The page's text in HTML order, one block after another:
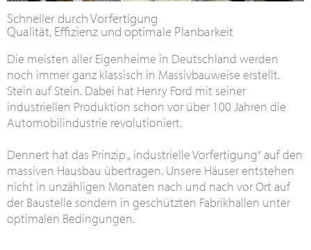
Schneller durch Vorfertigung
Qualität, Effizienz und optimale Planbarkeit
Die meisten aller Eigenheime in Deutschland werden
noch immer ganz klassisch in Massivbauweise erstellt.
Stein auf Stein. Dabei hat Henry Ford mit seiner
industriellen Produktion schon vor über 100 Jahren die
Automobilindustrie revolutioniert.
Dennert hat das Prinzip „ industrielle Vorfertigung“ auf den
massiven Hausbau übertragen. Unsere Häuser entstehen
nicht in unzähligen Monaten nach und nach vor Ort auf
der Baustelle sondern in geschützten Fabrikhallen unter
optimalen Bedingungen.